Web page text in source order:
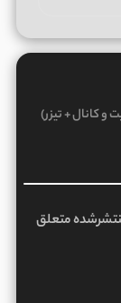
کانال + تیزر)
متعلق